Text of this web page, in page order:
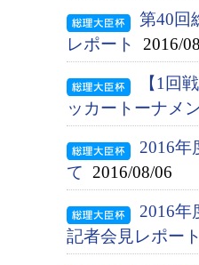
第40回
レポート
2016/
【1回
ッカートーナメ
2016年
て 2016/08/06
2016年
記者会見レポート